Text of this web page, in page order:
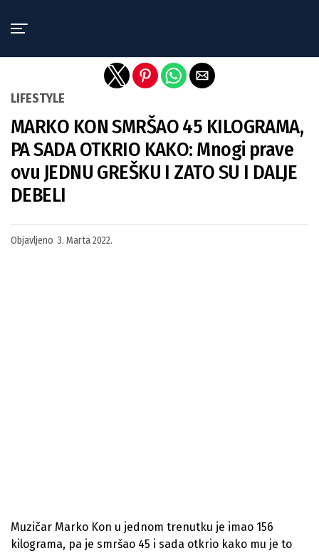
LIFESTYLE
MARKO KON SMRŠAO 45 KILOGRAMA,
PA SADA OTKRIO KAKO: Mnogi prave
ovu JEDNU GREŠKU I ZATO SU I DALJE
DEBELI
Objavljeno 3. Marta 2022.
Muzičar Marko Kon u jednom trenutku je imao 156
kilograma, pa je smršao 45 i sada otkrio kako mu je to